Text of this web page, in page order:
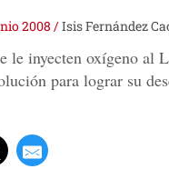
2008 /Isis Fernández
le inyecten oxígeno al
para lograr su